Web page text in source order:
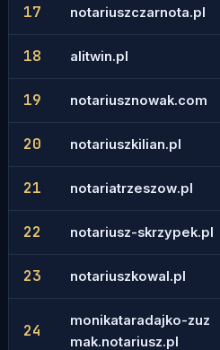
17 notariuszczarnota.pl
18 alitwin.pl
19 notariusznowak.com
20 notariuszkilian.pl
21 notariatrzeszow.pl
22 notariusz-skrzypek.pl
23 notariuszkowal.pl
24
monikataradajko-zuz
mak.notariusz.pl